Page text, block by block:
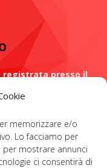
memorizzare e/o
Lo facciamo per
per mostrare annunci
ci consentirà di
registrata presso il